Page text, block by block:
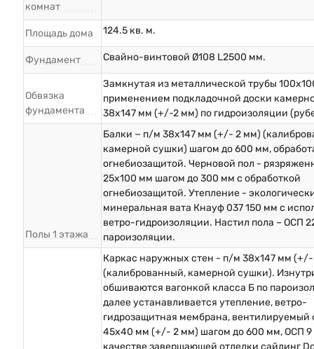
комнат
Площадь дома 124.5 кв. м.
Фундамент Свайно-винтовой Ø108 L2500 мм.
Обвязка
фундамента
Замкнутая из металлической трубы
применением подкладочной доски
38х147 мм (+/-2 мм) по гидроизоляции
Полы 1 этажа
Балки − п/м 38х147 мм (+/- 2 мм)
камерной сушки) шагом до 600 мм,
огнебиозащитой. Черновой пол -
25х100 мм шагом до 300 мм с обработкой
огнебиозащитой. Утепление -
минеральная вата Кнауф 037 150 мм с
ветро-гидроизоляции. Настил пола – ОСП
пароизоляции.
Каркас наружных стен - п/м 38х147 мм
(калиброванный, камерной сушки).
обшиваются вагонкой класса Б по
далее устанавливается утепление, ветро-
гидрозащитная мембрана, вентилируемый
45х40 мм (+/- 2 мм) шагом до 600 мм, ОСП 9
качестве завершающей отделки сайдинг